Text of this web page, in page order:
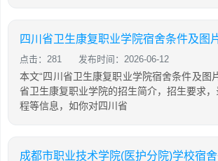
四川省卫生康复职业学院宿舍条件及图
点击：281 发布时间：2026-06-12
本文“四川省卫生康复职业学院宿舍条件及图
省卫生康复职业学院的招生简介，招生要求
程等信息，如你对四川省